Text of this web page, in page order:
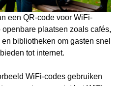
een QR-code voor WiFi-
plaatsen zoals cafés,
bibliotheken om gasten snel
tot internet.
WiFi-codes gebruiken